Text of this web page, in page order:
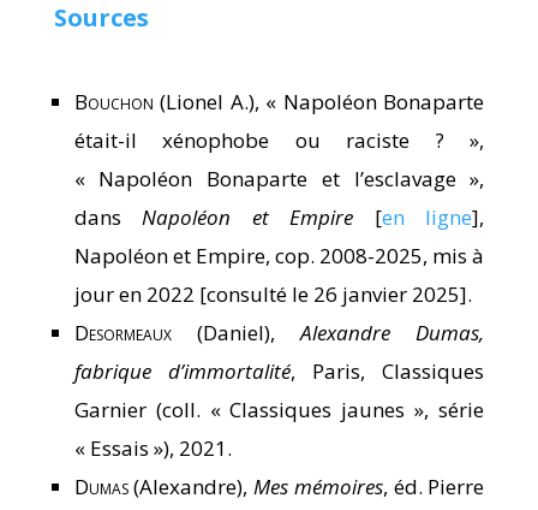
Sources
Bouchon (Lionel A.), « Napoléon Bonaparte
était-il xénophobe ou raciste ? »,
« Napoléon Bonaparte et l’esclavage »,
dansNapoléon et Empire [en ligne],
Napoléon et Empire, cop. 2008-2025, mis à
jour en 2022 [consulté le 26 janvier 2025].
Desormeaux(Daniel),Alexandre Dumas,
fabrique d’immortalité, Paris, Classiques
Garnier (coll. « Classiques jaunes », série
« Essais »), 2021.
Dumas(Alexandre),Mes mémoires, éd. Pierre